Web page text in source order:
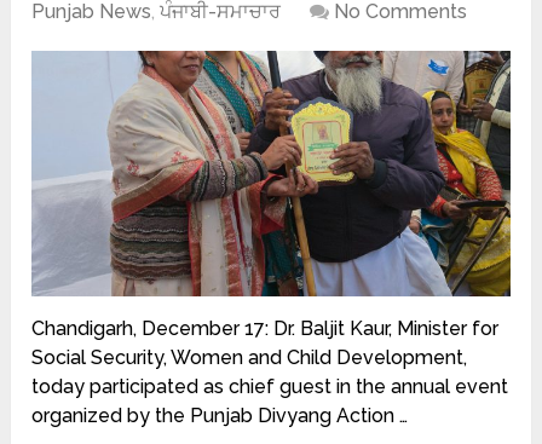
Punjab News,ਪੰਜਾਬੀ-ਸਮਾਚਾਰ No Comments
Chandigarh, December 17: Dr. Baljit Kaur, Minister for
Social Security, Women and Child Development,
today participated as chief guest in the annual event
organized by the Punjab Divyang Action …